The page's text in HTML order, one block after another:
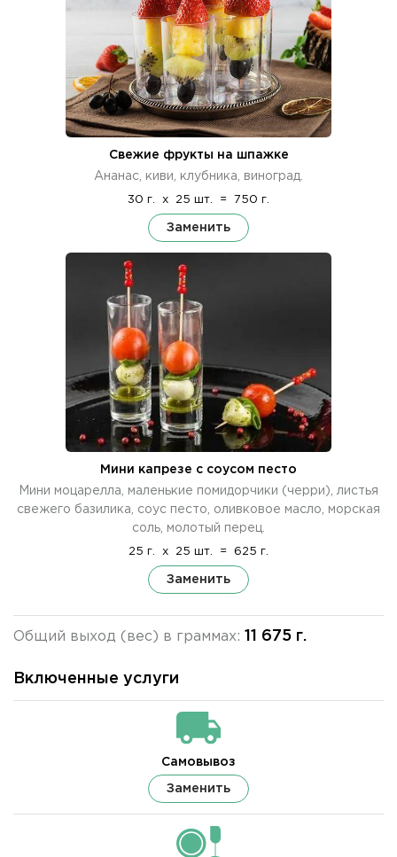
Свежие фрукты на шпажке
Ананас, киви, клубника, виноград.
30 г. x 25 шт. = 750 г.
Заменить
Мини капрезе с соусом песто
Мини моцарелла, маленькие помидорчики (черри), листья
свежего базилика, соус песто, оливковое масло, морская
соль, молотый перец.
25 г. x 25 шт. = 625 г.
Заменить
Общий выход (вес) в граммах: 11 675 г.
Включенные услуги
Самовывоз
Заменить